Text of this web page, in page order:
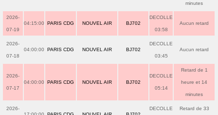
minutes
2026-
07-19
04:15:00 PARIS CDG NOUVEL AIR BJ702
DECOLLE
03:58
Aucun retard
2026-
07-18
04:00:00 PARIS CDG NOUVEL AIR BJ702
DECOLLE
03:45
Aucun retard
2026-
07-17
04:00:00 PARIS CDG NOUVEL AIR BJ702
DECOLLE
05:14
Retard de 1
heure et 14
minutes
2026- DECOLLE Retard de 33